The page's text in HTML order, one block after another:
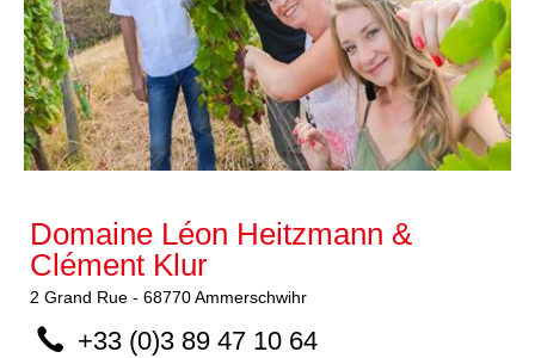
Domaine Léon Heitzmann &
Clément Klur
2 Grand Rue - 68770Ammerschwihr
+33 (0)3 89 47 10 64